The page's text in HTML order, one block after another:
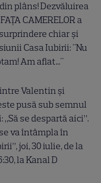
plâns! Dezvăluirea
CAMERELOR a
chiar și
Casa Iubirii: "Nu
Am aflat..."
Valentin și
pusă sub semnul
se despartă aici”.
va întâmpla în
joi, 30 iulie, de la
la Kanal D